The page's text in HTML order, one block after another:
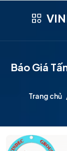
Báo Giá
Trang chủ